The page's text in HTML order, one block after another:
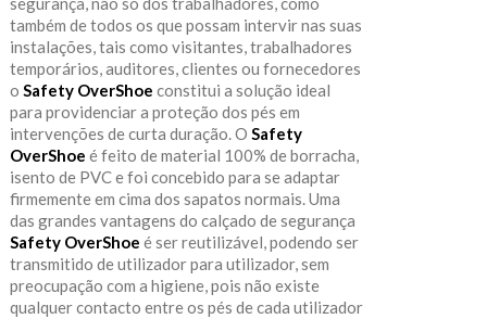
também de todos os que possam intervir nas suas
instalações, tais como visitantes, trabalhadores
temporários, auditores, clientes ou fornecedores
o Safety OverShoe constitui a solução ideal
para providenciar a proteção dos pés em
intervenções de curta duração. O Safety
OverShoe é feito de material 100% de borracha,
isento de PVC e foi concebido para se adaptar
firmemente em cima dos sapatos normais. Uma
das grandes vantagens do calçado de segurança
Safety OverShoe é ser reutilizável, podendo ser
transmitido de utilizador para utilizador, sem
preocupação com a higiene, pois não existe
qualquer contacto entre os pés de cada utilizador